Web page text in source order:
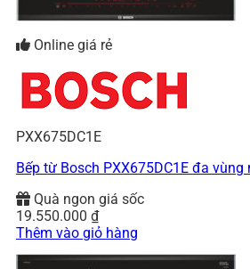
Online giá rẻ
PXX675DC1E
Bếp từ Bosch PXX675DC1E đa vùng
Quà ngon giá sốc
19.550.000 ₫
Thêm vào giỏ hàng